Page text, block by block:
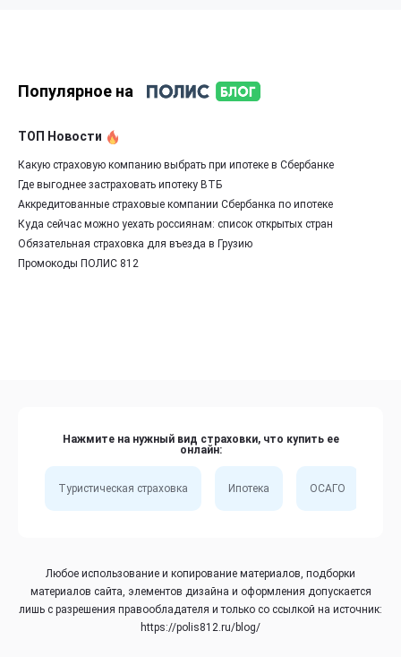
Популярное на
ТОП Новости
Какую страховую компанию выбрать при ипотеке в Сбербанке
Где выгоднее застраховать ипотеку ВТБ
Аккредитованные страховые компании Сбербанка по ипотеке
Куда сейчас можно уехать россиянам: список открытых стран
Обязательная страховка для въезда в Грузию
Промокоды ПОЛИС 812
Нажмите на нужный вид страховки, что купить ее
онлайн:
Туристическая страховка Ипотека ОСАГО
Любое использование и копирование материалов, подборки
материалов сайта, элементов дизайна и оформления допускается
лишь с разрешения правообладателя и только со ссылкой на источник:
https://polis812.ru/blog/